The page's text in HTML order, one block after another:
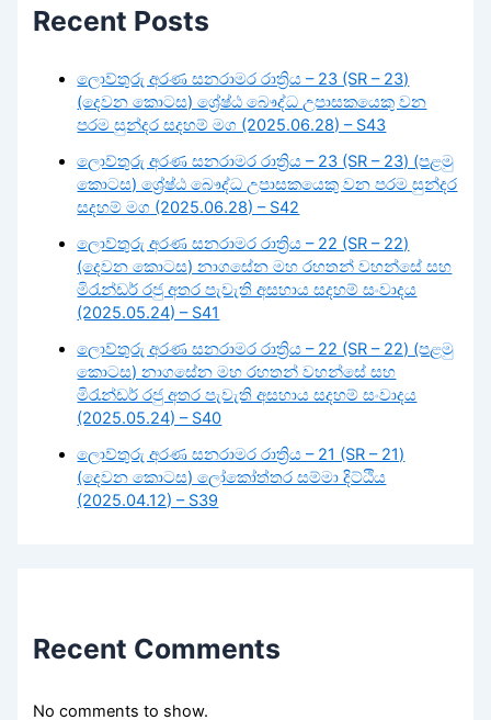
Recent Posts
ලොව්තුරු අරණ සනරාමර රාත්‍රිය – 23 (SR – 23)
(දෙවන කොටස) ශ්‍රේෂ්ඨ බෞද්ධ උපාසකයෙකු වන
පරම සුන්දර සදහම් මග (2025.06.28) – S43
ලොව්තුරු අරණ සනරාමර රාත්‍රිය – 23 (SR – 23) (පළමු
කොටස) ශ්‍රේෂ්ඨ බෞද්ධ උපාසකයෙකු වන පරම සුන්දර
සදහම් මග (2025.06.28) – S42
ලොව්තුරු අරණ සනරාමර රාත්‍රිය – 22 (SR – 22)
(දෙවන කොටස) නාගසේන මහ රහතන් වහන්සේ සහ
මිරැන්ඩර් රජු අතර පැවැති අසහාය සදහම් සංවාදය
(2025.05.24) – S41
ලොව්තුරු අරණ සනරාමර රාත්‍රිය – 22 (SR – 22) (පළමු
කොටස) නාගසේන මහ රහතන් වහන්සේ සහ
මිරැන්ඩර් රජු අතර පැවැති අසහාය සදහම් සංවාදය
(2025.05.24) – S40
ලොව්තුරු අරණ සනරාමර රාත්‍රිය – 21 (SR – 21)
(දෙවන කොටස) ලෝකෝත්තර සම්මා දිට්ඨිය
(2025.04.12) – S39
Recent Comments
No comments to show.